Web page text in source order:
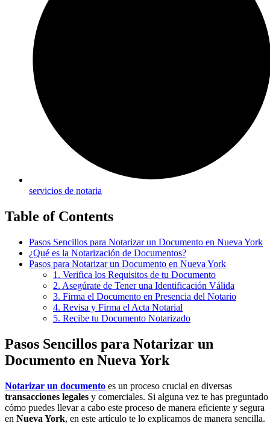
servicios de notaria
Table of Contents
Pasos Sencillos para Notarizar un Documento en Nueva York
¿Qué es la Notarización de Documentos?
Pasos para Notarizar un Documento en Nueva York
1. Verifica los Requisitos de tu Documento
2. Asegúrate de Tener una Identificación Válida
3. Firma el Documento en Presencia del Notario
4. Revisa y Firma el Acta Notarial
5. Recibe tu Documento Notarizado
Pasos Sencillos para Notarizar un
Documento en Nueva York
Notarizar un documento es un proceso crucial en diversas
transacciones legales y comerciales. Si alguna vez te has preguntado
cómo puedes llevar a cabo este proceso de manera eficiente y segura
en Nueva York, en este artículo te lo explicamos de manera sencilla.